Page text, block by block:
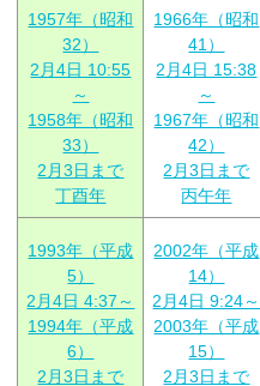
1957年（昭和
32）
2月4日 10:55
～
1958年（昭和
33）
2月3日まで
丁酉年
1966年（昭和
41）
2月4日 15:38
～
1967年（昭和
42）
2月3日まで
丙午年
1993年（平成
5）
2月4日 4:37～
1994年（平成
6）
2月3日まで
2002年（平成
14）
2月4日 9:24～
2003年（平成
15）
2月3日まで